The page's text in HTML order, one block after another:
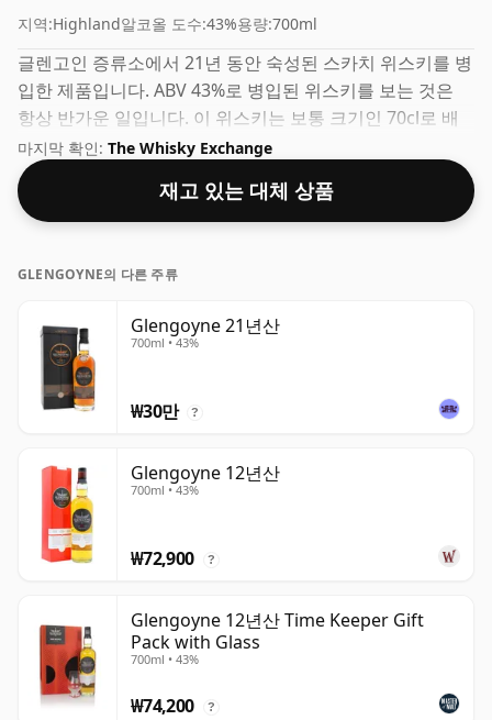
지역:Highland알코올 도수:43%용량:700ml
글렌고인 증류소에서 21년 동안 숙성된 스카치 위스키를 병
입한 제품입니다. ABV 43%로 병입된 위스키를 보는 것은
항상 반가운 일입니다. 이 위스키는 보통 크기인 70cl로 배
송됩니다.
마지막 확인: The Whisky Exchange
재고 있는 대체 상품
GLENGOYNE의 다른 주류
Glengoyne 21년산
700ml • 43%
₩30만 ?
Glengoyne 12년산
700ml • 43%
₩72,900 ?
Glengoyne 12년산 Time Keeper Gift
Pack with Glass
700ml • 43%
₩74,200 ?